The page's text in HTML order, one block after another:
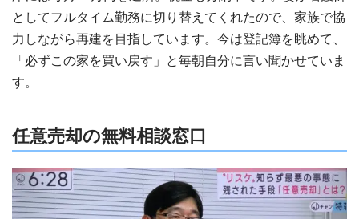
としてフルタイム勤務に切り替えてくれたので、家族で協
力しながら再建を目指しています。今は登記簿を眺めて、
「必ずこの家を買い戻す」と毎朝自分に言い聞かせていま
す。
任意売却の無料相談窓口